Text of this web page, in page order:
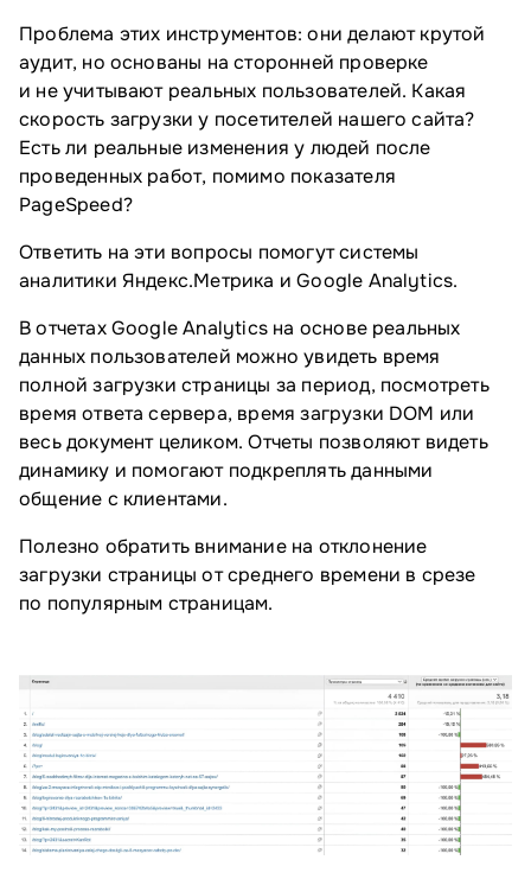
Проблема этих инструментов: они делают крутой
аудит, но основаны на сторонней проверке
и не учитывают реальных пользователей. Какая
скорость загрузки у посетителей нашего сайта?
Есть ли реальные изменения у людей после
проведенных работ, помимо показателя
PageSpeed?
Ответить на эти вопросы помогут системы
аналитики Яндекс.Метрика и Google Analytics.
В отчетах Google Analytics на основе реальных
данных пользователей можно увидеть время
полной загрузки страницы за период, посмотреть
время ответа сервера, время загрузки DOM или
весь документ целиком. Отчеты позволяют видеть
динамику и помогают подкреплять данными
общение с клиентами.
Полезно обратить внимание на отклонение
загрузки страницы от среднего времени в срезе
по популярным страницам.